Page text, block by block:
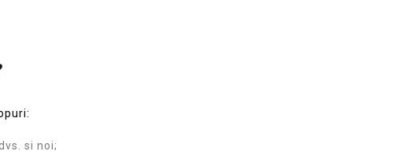
si noi;